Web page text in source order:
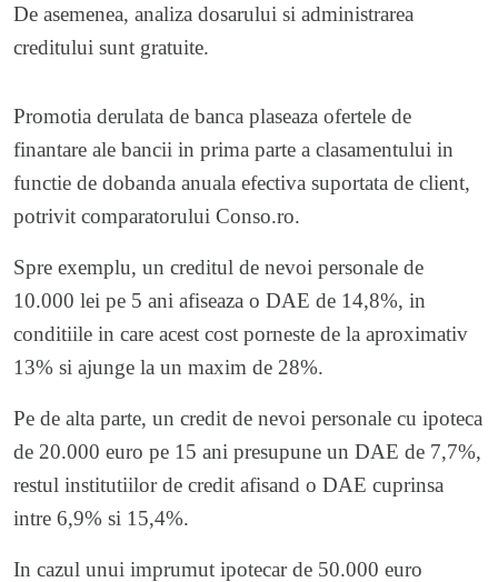
De asemenea, analiza dosarului si administrarea
creditului sunt gratuite.
Promotia derulata de banca plaseaza ofertele de
finantare ale bancii in prima parte a clasamentului in
functie de dobanda anuala efectiva suportata de client,
potrivit comparatorului Conso.ro.
Spre exemplu, un creditul de nevoi personale de
10.000 lei pe 5 ani afiseaza o DAE de 14,8%, in
conditiile in care acest cost porneste de la aproximativ
13% si ajunge la un maxim de 28%.
Pe de alta parte, un credit de nevoi personale cu ipoteca
de 20.000 euro pe 15 ani presupune un DAE de 7,7%,
restul institutiilor de credit afisand o DAE cuprinsa
intre 6,9% si 15,4%.
In cazul unui imprumut ipotecar de 50.000 euro